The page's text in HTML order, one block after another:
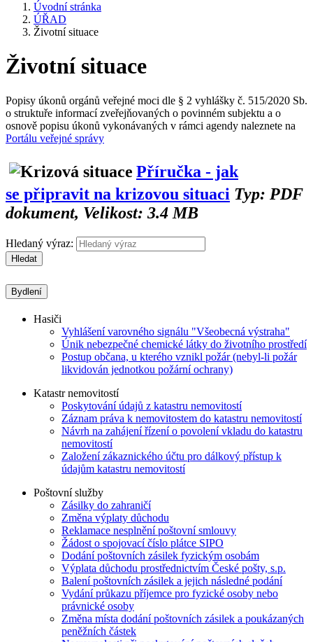
Úvodní stránka
ÚŘAD
Životní situace
Životní situace
Popisy úkonů orgánů veřejné moci dle § 2 vyhlášky č. 515/2020 Sb.
o struktuře informací zveřejňovaných o povinném subjektu a o
osnově popisu úkonů vykonávaných v rámci agendy naleznete na
Portálu veřejné správy
Příručka - jak
se připravit na krizovou situaci Typ: PDF
dokument, Velikost: 3.4 MB
Hledaný výraz:
Hledat
Bydlení
Hasiči
Vyhlášení varovného signálu "Všeobecná výstraha"
Únik nebezpečné chemické látky do životního prostředí
Postup občana, u kterého vznikl požár (nebyl-li požár
likvidován jednotkou požární ochrany)
Katastr nemovitostí
Poskytování údajů z katastru nemovitostí
Záznam práva k nemovitostem do katastru nemovitostí
Návrh na zahájení řízení o povolení vkladu do katastru
nemovitostí
Založení zákaznického účtu pro dálkový přístup k
údajům katastru nemovitostí
Poštovní služby
Zásilky do zahraničí
Změna výplaty důchodu
Reklamace nesplnění poštovní smlouvy
Žádost o spojovací číslo plátce SIPO
Dodání poštovních zásilek fyzickým osobám
Výplata důchodu prostřednictvím České pošty, s.p.
Balení poštovních zásilek a jejich následné podání
Vydání průkazu příjemce pro fyzické osoby nebo
právnické osoby
Změna místa dodání poštovních zásilek a poukázaných
peněžních částek